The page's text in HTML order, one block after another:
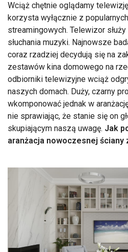
Wciąż chętnie oglądamy
korzysta wyłącznie z
streamingowych. Telewizor
słuchania muzyki. Najnowsze
coraz rzadziej decydują się na
zestawów kina domowego na
odbiorniki telewizyjne wciąż
naszych domach. Duży, czarny
wkomponować jednak w
nie sprawiając, że stanie się on
skupiającym naszą uwagę. Jak
aranżacja nowoczesnej ściany